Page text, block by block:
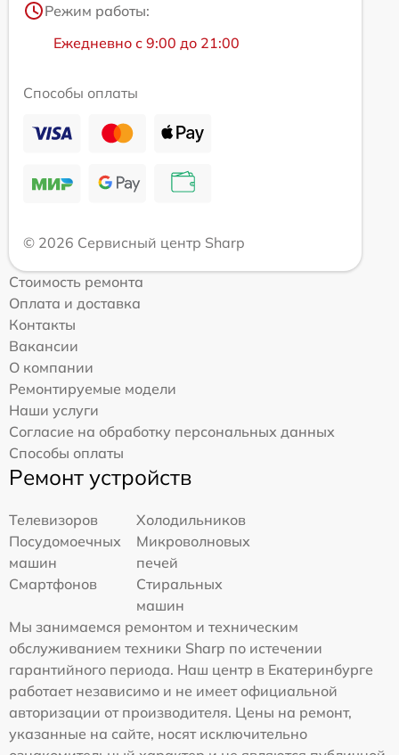
Режим работы:
Ежедневно с 9:00 до 21:00
Способы оплаты
© 2026 Сервисный центр Sharp
Стоимость ремонта
Оплата и доставка
Контакты
Вакансии
О компании
Ремонтируемые модели
Наши услуги
Согласие на обработку персональных данных
Способы оплаты
Ремонт устройств
Телевизоров
Холодильников
Посудомоечных
машин
Микроволновых
печей
Смартфонов
Стиральных
машин
Мы занимаемся ремонтом и техническим
обслуживанием техники Sharp по истечении
гарантийного периода. Наш центр в Екатеринбурге
работает независимо и не имеет официальной
авторизации от производителя. Цены на ремонт,
указанные на сайте, носят исключительно